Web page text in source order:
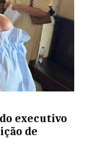
executivo
de